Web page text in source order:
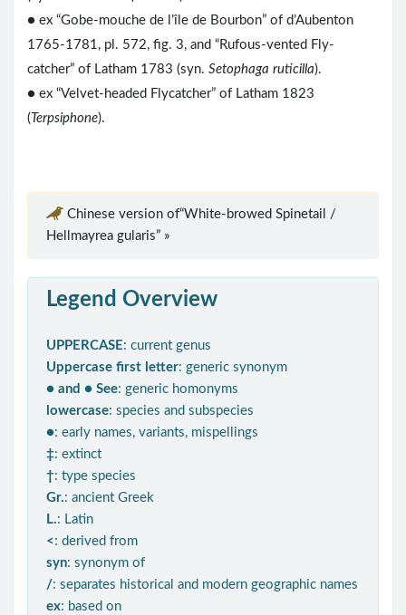
● ex “Gobe-mouche de l’île de Bourbon” of d’Aubenton
1765-1781, pl. 572, fig. 3, and “Rufous-vented Fly-
catcher” of Latham 1783 (syn. Setophaga ruticilla).
● ex “Velvet-headed Flycatcher” of Latham 1823
( Terpsiphone).
Chinese version of“White-browed Spinetail /
Hellmayrea gularis” »
Legend Overview
UPPERCASE: current genus
Uppercase first letter: generic synonym
● and ● See: generic homonyms
lowercase: species and subspecies
●: early names, variants, mispellings
‡: extinct
†: type species
Gr.: ancient Greek
L.: Latin
< : derived from
syn: synonym of
/: separates historical and modern geographic names
ex: based on